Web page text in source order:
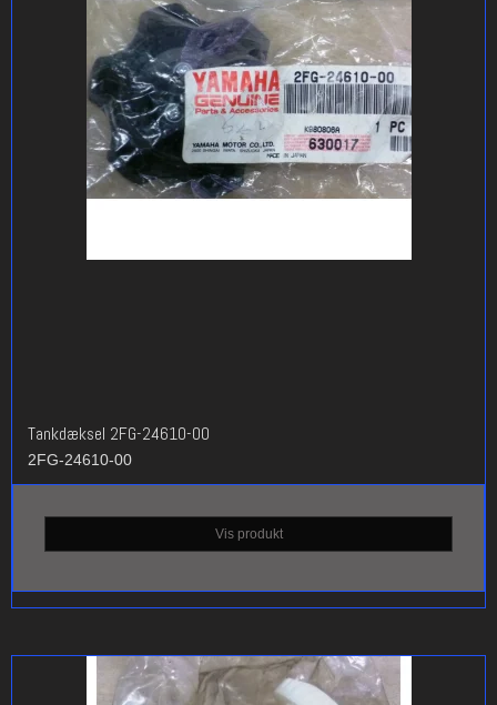
Tankdæksel 2FG-24610-00
2FG-24610-00
Vis produkt